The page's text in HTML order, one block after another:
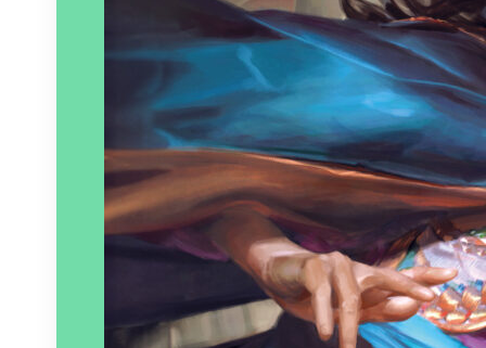
Éditeur :
L’Atalante
Paru le
26/09/2024